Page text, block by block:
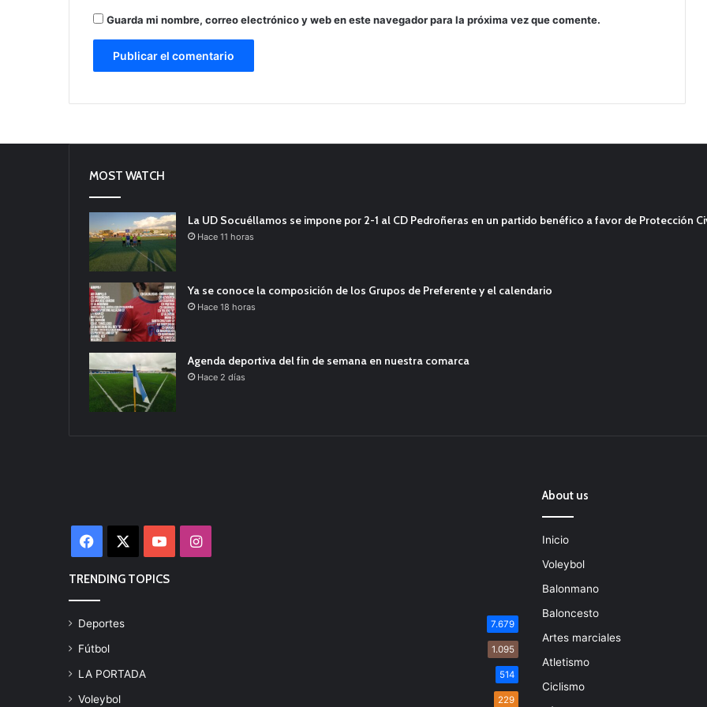
Guarda mi nombre, correo electrónico y web en este navegador para la próxima vez que comente.
MOST WATCH
La UD Socuéllamos se impone por 2-1 al CD Pedroñeras en un partido benéfico a favor de Protección
Hace 11 horas
Ya se conoce la composición de los Grupos de Preferente y el calendario
Hace 18 horas
Agenda deportiva del fin de semana en nuestra comarca
Hace 2 días
Facebook YouTubeInstagram
TRENDING TOPICS
Deportes 7.679
Fútbol 1.095
LA PORTADA 514
Voleybol 229
About us
Inicio
Voleybol
Balonmano
Baloncesto
Artes marciales
Atletismo
Ciclismo